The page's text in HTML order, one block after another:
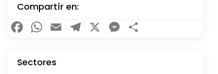
Compartír en:
Facebook
WhatsApp
EmailTelegram
X Messenger
Sectores